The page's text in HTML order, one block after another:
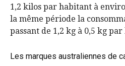
1,2 kilos par habitant à
la même période la
passant de 1,2 kg à 0,5 kg
Les marques australiennes de